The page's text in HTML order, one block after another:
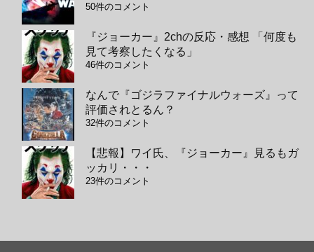
50件のコメント
『ジョーカー』2chの反応・感想 「何度も
見て考察したくなる」
46件のコメント
なんで『ゴジラファイナルウォーズ』って
評価されとるん？
32件のコメント
【悲報】ワイ氏、『ジョーカー』見るもガ
ッカリ・・・
23件のコメント